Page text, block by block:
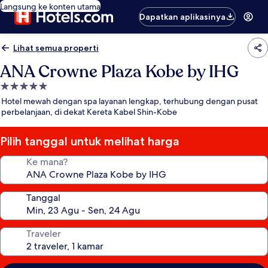
Langsung ke konten utama
Dapatkan aplikasinya
Lihat semua properti
ANA Crowne Plaza Kobe by IHG
Properti
bintang
5.0
Hotel mewah dengan spa layanan lengkap, terhubung dengan pusat
perbelanjaan, di dekat Kereta Kabel Shin-Kobe
Pilih tanggal untuk melihat harga
Ke mana?
Tanggal
Traveler